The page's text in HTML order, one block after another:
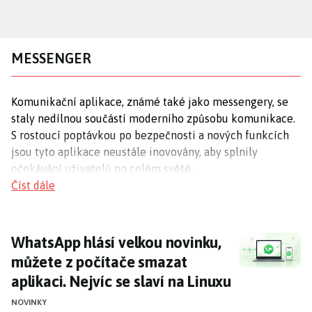
obsahu
MESSENGER
Komunikační aplikace, známé také jako messengery, se
staly nedílnou součástí moderního způsobu komunikace.
S rostoucí poptávkou po bezpečnosti a nových funkcích
jsou tyto aplikace neustále inovovány, aby splnily
očekávání uživatelů po celém světě.
komunikačních aplikací.Telegramnedávno oznámil
změny ve své politice ochrany osobních údajů, což
vyvolalo debaty o bezpečnosti uživatelských dat.
je známý svým důrazem na soukromí, což jej činí
Číst dále
WhatsApp hlásí velkou novinku, můžete z
WhatsApp hlásí velkou novinku,
můžete z počítače smazat
aplikaci. Nejvíc se slaví na Linuxu
NOVINKY